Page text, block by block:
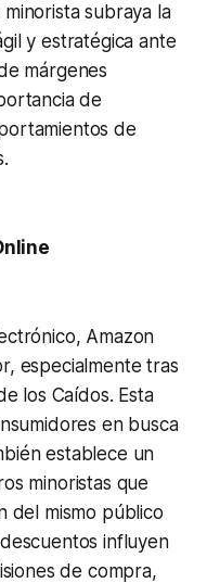
subraya la
y estratégica ante
márgenes
de
de
Amazon
especialmente tras
los Caídos. Esta
en busca
establece un
minoristas que
del mismo público
influyen
de compra,